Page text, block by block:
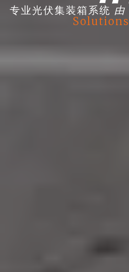
专业光伏集装箱系统 由
Solutions